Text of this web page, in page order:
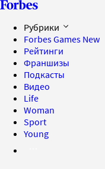
Рубрики
Forbes Games New
Рейтинги
Франшизы
Подкасты
Видео
Life
Woman
Sport
Young